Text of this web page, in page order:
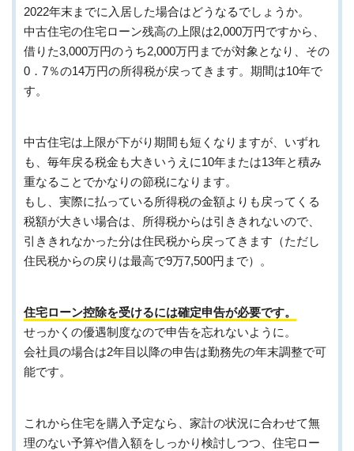
2022年末までに入居した場合はどうなるでしょうか。
中古住宅の住宅ローン残高の上限は2,000万円ですから、
借りた3,000万円のうち2,000万円までが対象となり、その
0．7％の14万円の所得税が戻ってきます。期間は10年で
す。
中古住宅は上限が下がり期間も短くなりますが、いずれ
も、毎年戻る税金も大きいうえに10年または13年と積み
重なることでかなりの節税になります。
もし、実際に払っている所得税の金額よりも戻ってくる
税額が大きい場合は、所得税からは引ききれないので、
引ききれなかった分は住民税から戻ってきます（ただし
住民税からの戻りは最高で9万7,500円まで）。
住宅ローン控除を受けるには確定申告が必要です。
せっかくの優遇制度なので申告を忘れないように。
会社員の場合は2年目以降の申告は勤務先の年末調整で可
能です。
これから住宅を購入予定なら、家計の状況に合わせて無
理のない予算や借入額をしっかり検討しつつ、住宅ロー